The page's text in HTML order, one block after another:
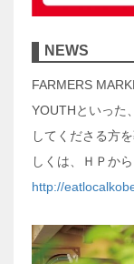
NEWS
FARMERS
YOUTHといった
してくださる方
しくは、ＨＰか
http://